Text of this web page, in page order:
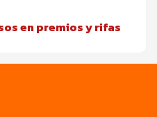
en premios y rifas